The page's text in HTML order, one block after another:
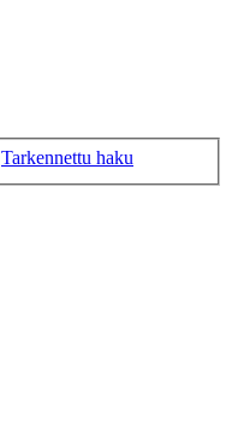
Tarkennettu haku